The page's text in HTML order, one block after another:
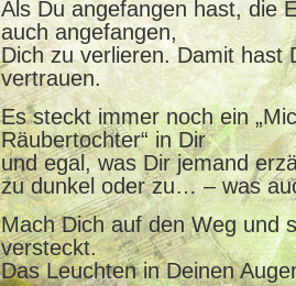
Als Du angefangen hast, die
auch angefangen,
Dich zu verlieren. Damit hast
vertrauen.
Es steckt immer noch ein
Räubertochter“ in Dir
und egal, was Dir jemand
zu dunkel oder zu… – was
Mach Dich auf den Weg und
versteckt.
Das Leuchten in Deinen